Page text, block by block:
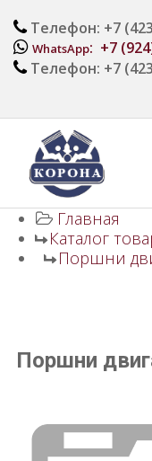
Телефон: +7
WhatsApp: +7
Телефон: +7
Главная
Каталог
Поршни
Поршни